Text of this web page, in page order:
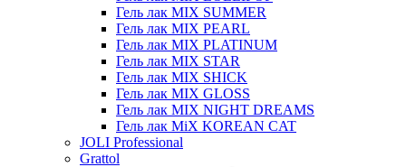
Гель лак MIX SUMMER
Гель лак MIX PEARL
Гель лак MIX PLATINUM
Гель лак MIX STAR
Гель лак MIX SHICK
Гель лак MIX GLOSS
Гель лак MIX NIGHT DREAMS
Гель лак MiX KOREAN CAT
JOLI Professional
Grattol